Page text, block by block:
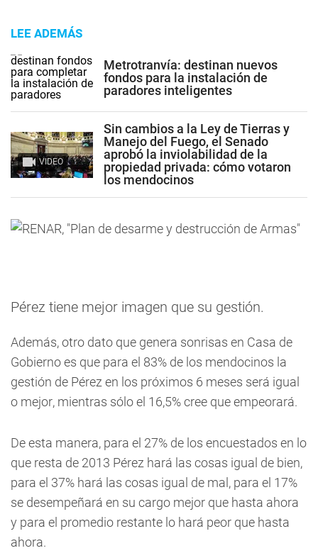
LEE ADEMÁS
Metrotranvía: destinan nuevos
fondos para la instalación de
paradores inteligentes
VIDEO
Sin cambios a la Ley de Tierras y
Manejo del Fuego, el Senado
aprobó la inviolabilidad de la
propiedad privada: cómo votaron
los mendocinos
Pérez tiene mejor imagen que su gestión.
Además, otro dato que genera sonrisas en Casa de
Gobierno es que para el 83% de los mendocinos la
gestión de Pérez en los próximos 6 meses será igual
o mejor, mientras sólo el 16,5% cree que empeorará.
De esta manera, para el 27% de los encuestados en lo
que resta de 2013 Pérez hará las cosas igual de bien,
para el 37% hará las cosas igual de mal, para el 17%
se desempeñará en su cargo mejor que hasta ahora
y para el promedio restante lo hará peor que hasta
ahora.